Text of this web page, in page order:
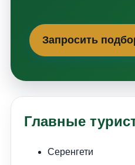
Запросить
Главные
Серенгети